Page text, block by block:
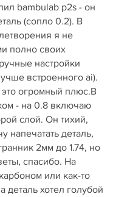
bambulab p2s - он
(сопло 0.2). В
я не
полно своих
настройки
встроенного ai).
это огромный плюс.В
- на 0.8 включаю
слой. Он тихий,
напечатать деталь,
2мм до 1.74, но
спасибо. На
или как-то
деталь хотел голубой